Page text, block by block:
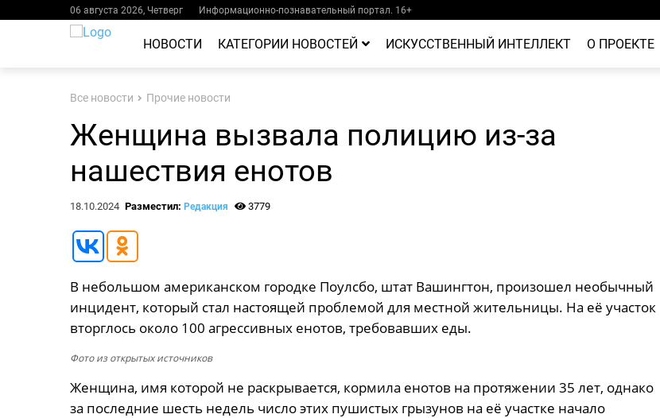
06 августа 2026, Четверг Информационно-познавательный портал. 16+
НОВОСТИ КАТЕГОРИИ НОВОСТЕЙ ИСКУССТВЕННЫЙ ИНТЕЛЛЕКТ О ПРОЕКТЕ
Все новости Прочие новости
Женщина вызвала полицию из-за
нашествия енотов
18.10.2024 Разместил: Редакция 3779
В небольшом американском городке Поулсбо, штат Вашингтон, произошел необычный
инцидент, который стал настоящей проблемой для местной жительницы. На её участок
вторглось около 100 агрессивных енотов, требовавших еды.
Фото из открытых источников
Женщина, имя которой не раскрывается, кормила енотов на протяжении 35 лет, однако
за последние шесть недель число этих пушистых грызунов на её участке начало